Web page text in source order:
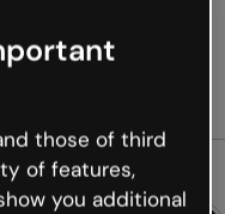
those of third
of features,
you additional